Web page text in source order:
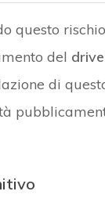
questo
del
di